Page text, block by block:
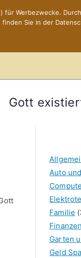
Gott
Auto
Familie
Finanzen
Garten
Geld
Werbezwecke.
Sie in der